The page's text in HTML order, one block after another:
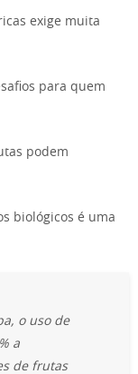
exige muita
para quem
podem
biológicos é uma
o uso de
a
de frutas